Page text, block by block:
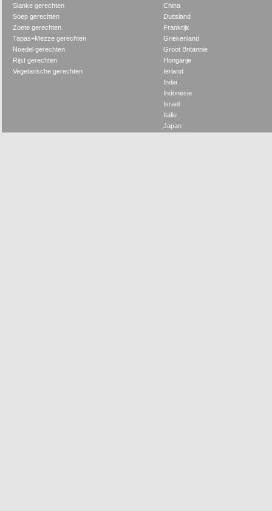
Slanke gerechten
Soep gerechten
Zoete gerechten
Tapas+Mezze gerechten
Noedel gerechten
Rijst gerechten
Vegetarische gerechten
China
Duitsland
Frankrijk
Griekenland
Groot Britannie
Hongarije
Ierland
India
Indonesie
Israel
Italie
Japan